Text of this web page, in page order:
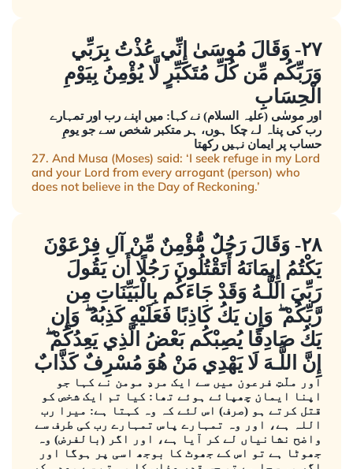
٢٧- وَقَالَ مُوسَىٰ إِنِّي عُذْتُ بِرَبِّي
وَرَبِّكُم مِّن كُلِّ مُتَكَبِّرٍ لَّا يُؤْمِنُ بِيَوْمِ
الْحِسَابِ
اور موسٰی (علیہ السلام) نے کہا: میں اپنے رب اور تمہارے
رب کی پناہ لے چکا ہوں، ہر متکبر شخص سے جو یومِ
حساب پر ایمان نہیں رکھتا
27. And Musa (Moses) said: ‘I seek refuge in my Lord
and your Lord from every arrogant (person) who
does not believe in the Day of Reckoning.’
٢٨- وَقَالَ رَجُلٌ مُّؤْمِنٌ مِّنْ آلِ فِرْعَوْنَ
يَكْتُمُ إِيمَانَهُ أَتَقْتُلُونَ رَجُلًا أَن يَقُولَ
رَبِّيَ اللَّـهُ وَقَدْ جَاءَكُم بِالْبَيِّنَاتِ مِن
رَّبِّكُمْ ۖ وَإِن يَكُ كَاذِبًا فَعَلَيْهِ كَذِبُهُ ۖ وَإِن
يَكُ صَادِقًا يُصِبْكُم بَعْضُ الَّذِي يَعِدُكُمْ ۖ
إِنَّ اللَّـهَ لَا يَهْدِي مَنْ هُوَ مُسْرِفٌ كَذَّابٌ
اور ملّتِ فرعون میں سے ایک مردِ مومن نے کہا جو
اپنا ایمان چھپائے ہوئے تھا: کیا تم ایک شخص کو
قتل کرتے ہو (صرف) اس لئے کہ وہ کہتا ہے: میرا رب
اللہ ہے، اور وہ تمہارے پاس تمہارے رب کی طرف سے
واضح نشانیاں لے کر آیا ہے، اور اگر (بالفرض) وہ
جھوٹا ہے تو اس کے جھوٹ کا بوجھ اسی پر ہوگا اور